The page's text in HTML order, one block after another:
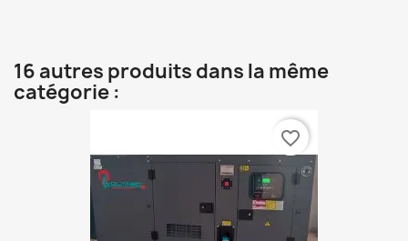
16 autres produits dans la même
catégorie :
favorite_border